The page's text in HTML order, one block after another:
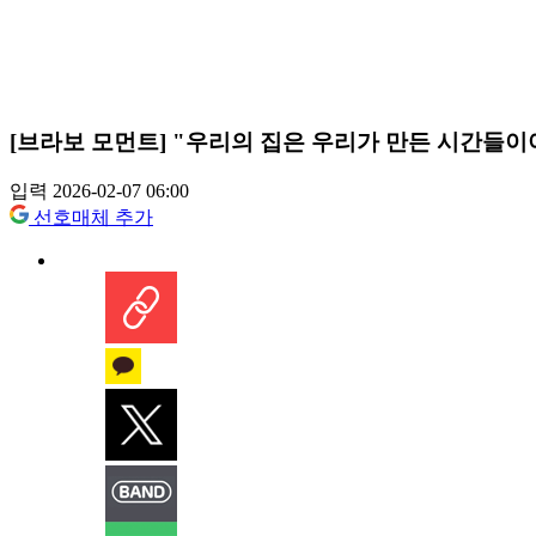
[브라보 모먼트] "우리의 집은 우리가 만든 시간들
입력 2026-02-07 06:00
선호매체 추가